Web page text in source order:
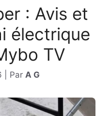
: Avis et
électrique
TV
Par A G